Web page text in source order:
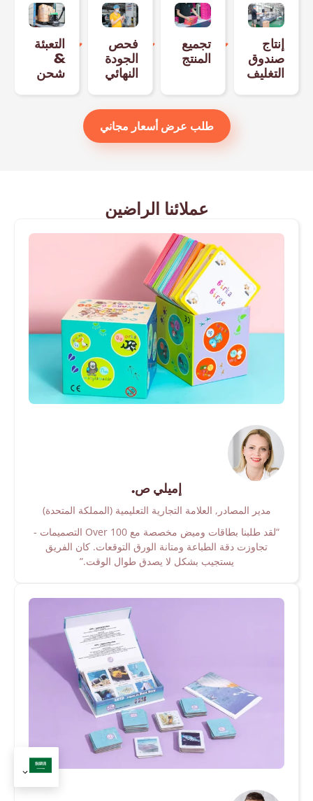
إنتاج
صندوق
التغليف
تجميع
المنتج
فحص
الجودة
النهائي
التعبئة
&
شحن
طلب عرض أسعار مجاني
عملائنا الراضين
إميلي ص.
مدير المصادر, العلامة التجارية التعليمية (المملكة المتحدة)
“لقد طلبنا بطاقات وميض مخصصة مع Over 100 التصميمات -
تجاوزت دقة الطباعة ومتانة الورق التوقعات. كان الفريق
يستجيب بشكل لا يصدق طوال الوقت.”